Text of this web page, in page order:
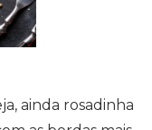
ainda rosadinha